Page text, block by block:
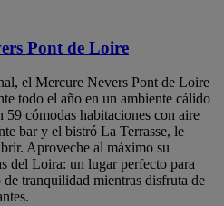
Pont de Loire
el Mercure Nevers Pont de Loire
todo el año en un ambiente cálido
cómodas habitaciones con aire
bar y el bistró La Terrasse, le
Aproveche al máximo su
del Loira: un lugar perfecto para
tranquilidad mientras disfruta de